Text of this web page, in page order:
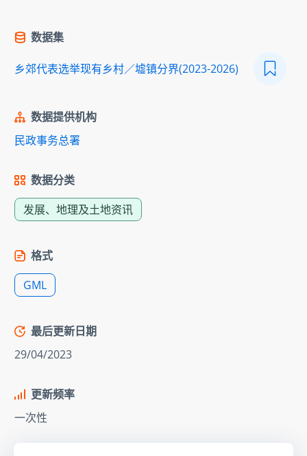
数据集
乡郊代表选举现有乡村／墟镇分界(2023-2026)
数据提供机构
民政事务总署
数据分类
发展、地理及土地资讯
格式
GML
最后更新日期
29/04/2023
更新频率
一次性